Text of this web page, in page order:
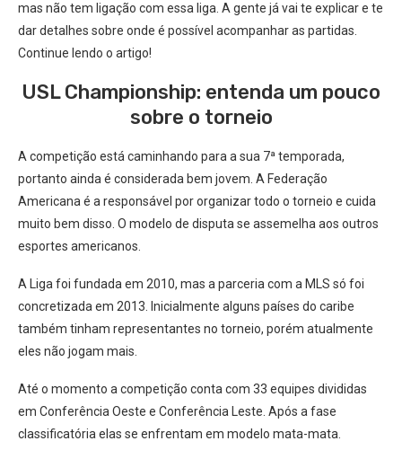
mas não tem ligação com essa liga. A gente já vai te explicar e te
dar detalhes sobre onde é possível acompanhar as partidas.
Continue lendo o artigo!
USL Championship: entenda um pouco
sobre o torneio
A competição está caminhando para a sua 7ª temporada,
portanto ainda é considerada bem jovem. A Federação
Americana é a responsável por organizar todo o torneio e cuida
muito bem disso. O modelo de disputa se assemelha aos outros
esportes americanos.
A Liga foi fundada em 2010, mas a parceria com a MLS só foi
concretizada em 2013. Inicialmente alguns países do caribe
também tinham representantes no torneio, porém atualmente
eles não jogam mais.
Até o momento a competição conta com 33 equipes divididas
em Conferência Oeste e Conferência Leste. Após a fase
classificatória elas se enfrentam em modelo mata-mata.